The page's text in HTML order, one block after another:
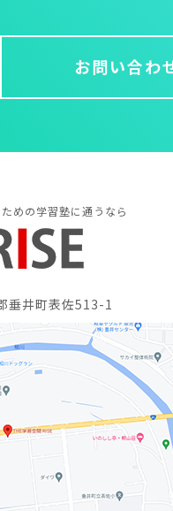
お問い合わ
めの学習塾に通うなら
井町表佐513-1